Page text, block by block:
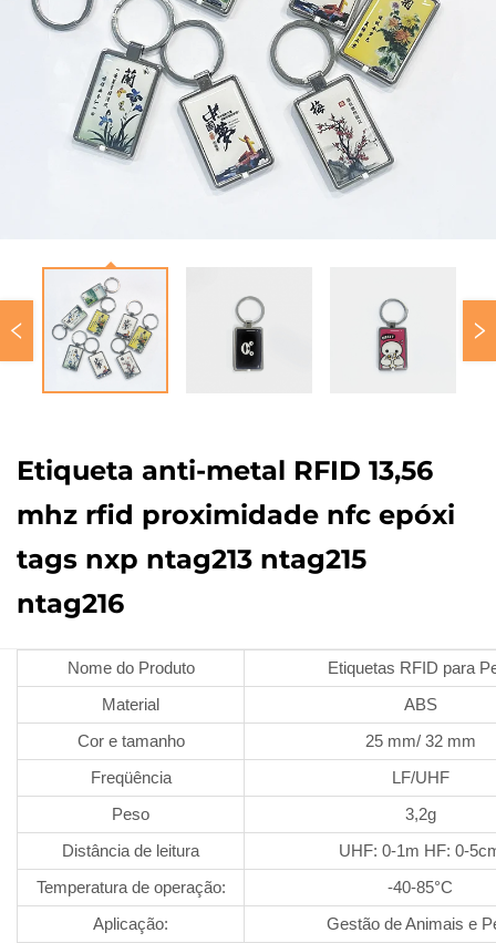
Etiqueta anti-metal RFID 13,56
mhz rfid proximidade nfc epóxi
tags nxp ntag213 ntag215
ntag216
Nome do Produto
Etiquetas RFID para
Material
ABS
Cor e tamanho
25 mm/ 32 mm
Freqüência
LF/UHF
Peso
3,2g
Distância de leitura
UHF: 0-1m HF: 0-
Temperatura de operação:
-40-85°C
Aplicação:
Gestão de Animais e